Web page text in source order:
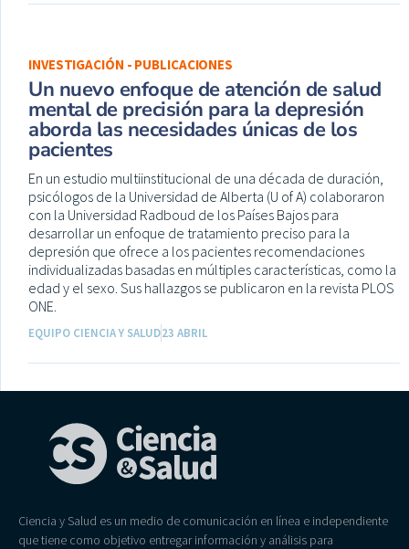
INVESTIGACIÓN - PUBLICACIONES
Un nuevo enfoque de atención de salud
mental de precisión para la depresión
aborda las necesidades únicas de los
pacientes
En un estudio multiinstitucional de una década de duración,
psicólogos de la Universidad de Alberta (U of A) colaboraron
con la Universidad Radboud de los Países Bajos para
desarrollar un enfoque de tratamiento preciso para la
depresión que ofrece a los pacientes recomendaciones
individualizadas basadas en múltiples características, como la
edad y el sexo. Sus hallazgos se publicaron en la revista PLOS
ONE.
EQUIPO CIENCIA Y SALUD23 ABRIL
Ciencia y Salud es un medio de comunicación en línea e independiente
que tiene como objetivo entregar información y análisis para